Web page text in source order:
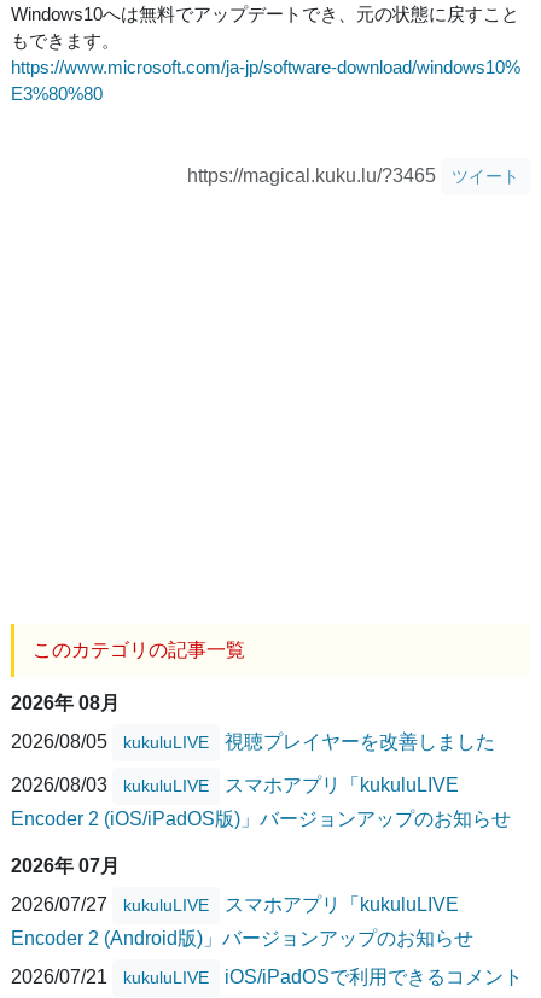
Windows10へは無料でアップデートでき、元の状態に戻すこと
もできます。
https://www.microsoft.com/ja-jp/software-download/windows10%
E3%80%80
https://magical.kuku.lu/?3465 ツイート
このカテゴリの記事一覧
2026年 08月
2026/08/05
kukuluLIVE 視聴プレイヤーを改善しました
2026/08/03 kukuluLIVE
スマホアプリ「kukuluLIVE
Encoder 2 (iOS/iPadOS版)」バージョンアップのお知らせ
2026年 07月
2026/07/27
kukuluLIVE
スマホアプリ「kukuluLIVE
Encoder 2 (Android版)」バージョンアップのお知らせ
2026/07/21
kukuluLIVE
iOS/iPadOSで利用できるコメント